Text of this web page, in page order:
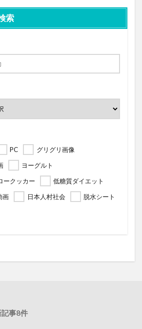
索
PC
グリグリ画像
ヨーグルト
ークッカー
低糖質ダイエット
画 日本人村社会 脱水シート
事8件